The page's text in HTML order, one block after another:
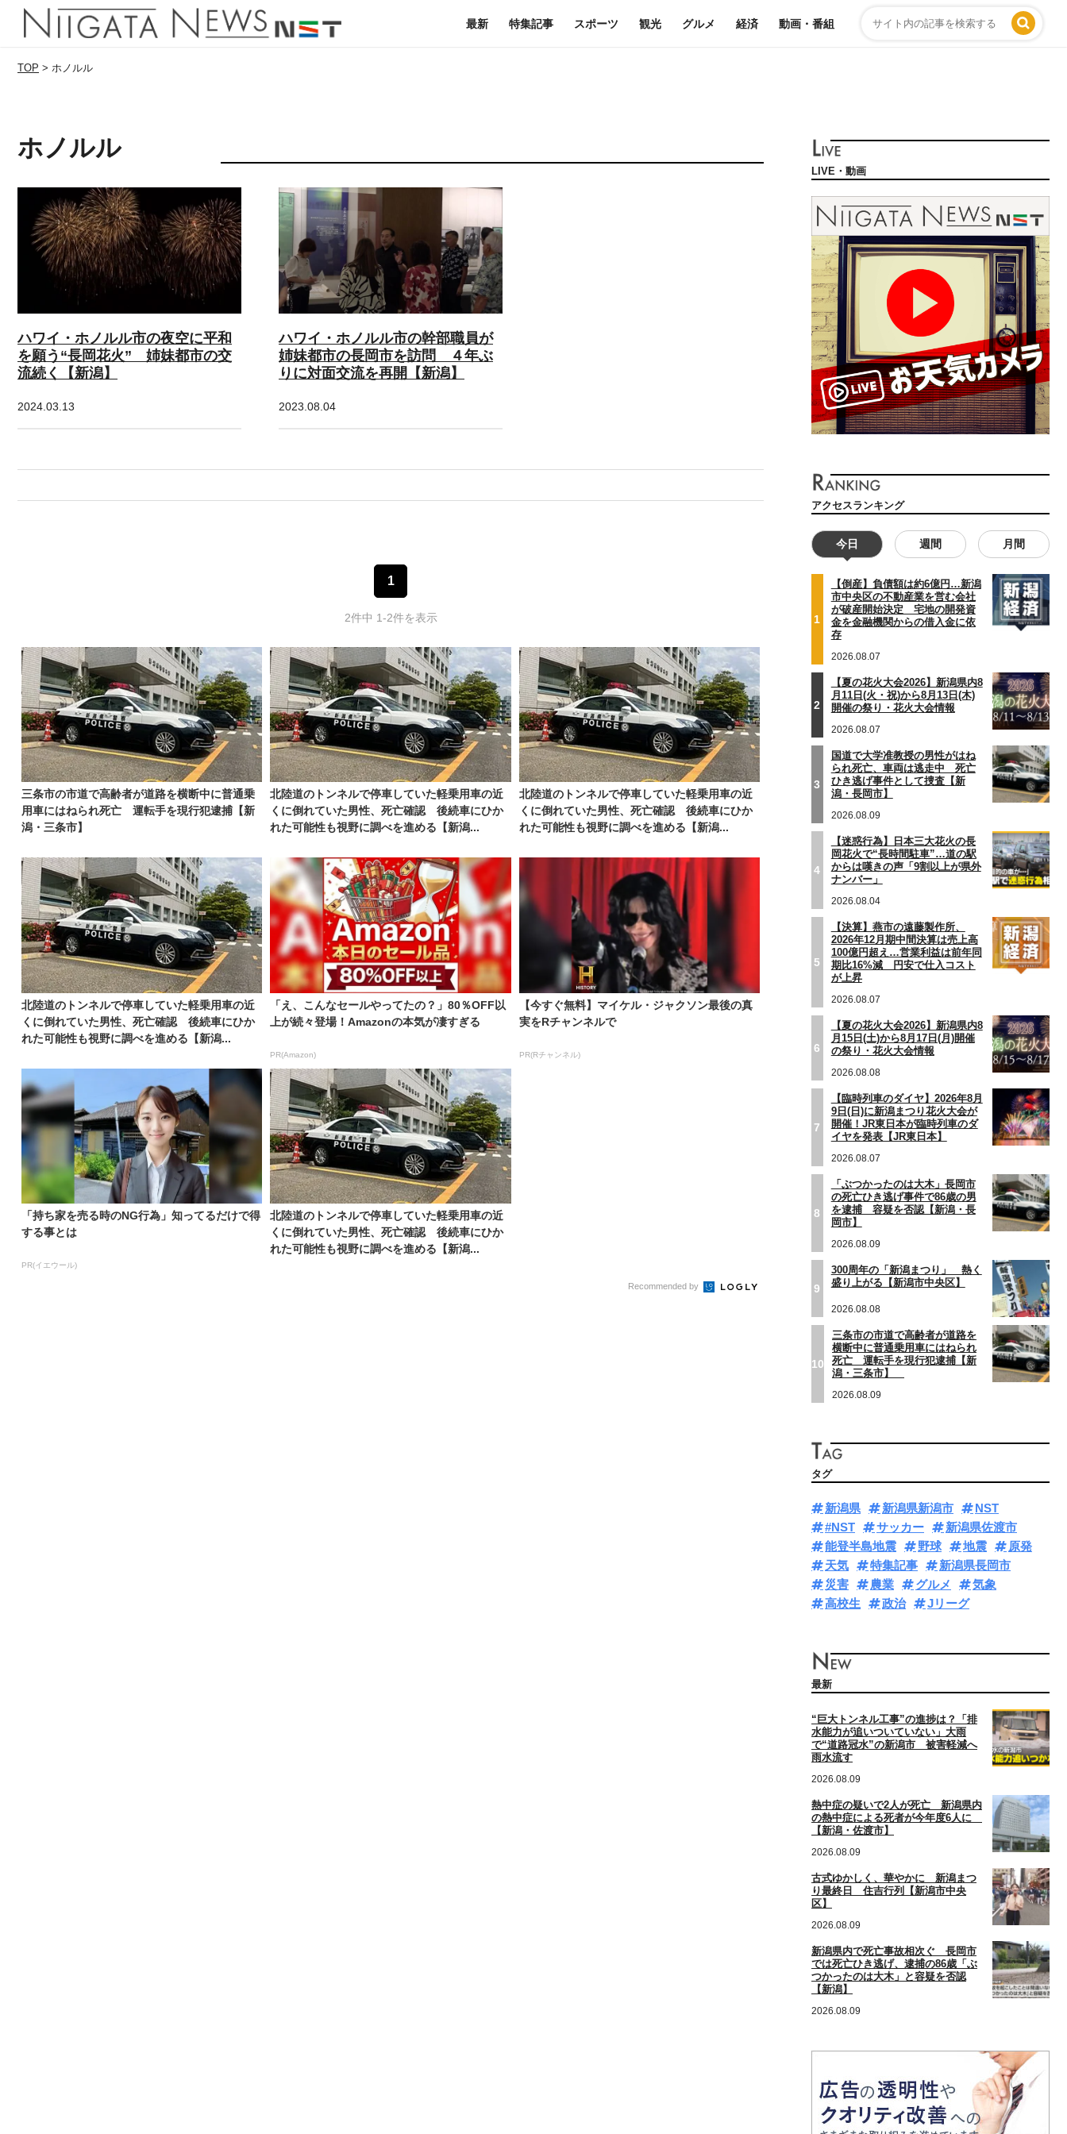
最新 特集記事 スポーツ 観光 グルメ 経済 動画・番組
TOP > ホノルル
ホノルル
ハワイ・ホノルル市の夜空に平和
を願う“長岡花火” 姉妹都市の交
流続く【新潟】
2024.03.13
ハワイ・ホノルル市の幹部職員が
姉妹都市の長岡市を訪問 ４年ぶ
りに対面交流を再開【新潟】
2023.08.04
1
2件中 1-2件を表示
三条市の市道で高齢者が道路を横断中に普通乗
用車にはねられ死亡 運転手を現行犯逮捕【新
潟・三条市】
北陸道のトンネルで停車していた軽乗用車の近
くに倒れていた男性、死亡確認 後続車にひか
れた可能性も視野に調べを進める【新潟...
北陸道のトンネルで停車していた軽乗用車の近
くに倒れていた男性、死亡確認 後続車にひか
れた可能性も視野に調べを進める【新潟...
北陸道のトンネルで停車していた軽乗用車の近
くに倒れていた男性、死亡確認 後続車にひか
れた可能性も視野に調べを進める【新潟...
「え、こんなセールやってたの？」80％OFF以
上が続々登場！Amazonの本気が凄すぎる
PR(Amazon)
【今すぐ無料】マイケル・ジャクソン最後の真
実をRチャンネルで
PR(Rチャンネル)
「持ち家を売る時のNG行為」知ってるだけで得
する事とは
PR(イエウール)
北陸道のトンネルで停車していた軽乗用車の近
くに倒れていた男性、死亡確認 後続車にひか
れた可能性も視野に調べを進める【新潟...
Recommended by
LIVE・動画
アクセスランキング
今日 週間 月間
1
【倒産】負債額は約6億円…新潟
市中央区の不動産業を営む会社
が破産開始決定 宅地の開発資
金を金融機関からの借入金に依
存
2026.08.07
2
【夏の花火大会2026】新潟県内8
月11日(火・祝)から8月13日(木)
開催の祭り・花火大会情報
2026.08.07
3
国道で大学准教授の男性がはね
られ死亡、車両は逃走中 死亡
ひき逃げ事件として捜査【新
潟・長岡市】
2026.08.09
4
【迷惑行為】日本三大花火の長
岡花火で“長時間駐車”…道の駅
からは嘆きの声「9割以上が県外
ナンバー」
2026.08.04
5
【決算】燕市の遠藤製作所、
2026年12月期中間決算は売上高
100億円超え…営業利益は前年同
期比16%減 円安で仕入コスト
が上昇
2026.08.07
6
【夏の花火大会2026】新潟県内8
月15日(土)から8月17日(月)開催
の祭り・花火大会情報
2026.08.08
7
【臨時列車のダイヤ】2026年8月
9日(日)に新潟まつり花火大会が
開催！JR東日本が臨時列車のダ
イヤを発表【JR東日本】
2026.08.07
8
「ぶつかったのは大木」長岡市
の死亡ひき逃げ事件で86歳の男
を逮捕 容疑を否認【新潟・長
岡市】
2026.08.09
9
300周年の「新潟まつり」 熱く
盛り上がる【新潟市中央区】
2026.08.08
10
三条市の市道で高齢者が道路を
横断中に普通乗用車にはねられ
死亡 運転手を現行犯逮捕【新
潟・三条市】
2026.08.09
タグ
新潟県 新潟県新潟市
NST
#NST
サッカー
新潟県佐渡市
能登半島地震
野球 地震
原発
天気
特集記事
新潟県長岡市
災害
農業 グルメ
気象
高校生
政治 Jリーグ
最新
“巨大トンネル工事”の進捗は？「排
水能力が追いついていない」大雨
で“道路冠水”の新潟市 被害軽減へ
雨水流す
2026.08.09
熱中症の疑いで2人が死亡 新潟県内
の熱中症による死者が今年度6人に
【新潟・佐渡市】
2026.08.09
古式ゆかしく、華やかに 新潟まつ
り最終日 住吉行列【新潟市中央
区】
2026.08.09
新潟県内で死亡事故相次ぐ 長岡市
では死亡ひき逃げ、逮捕の86歳「ぶ
つかったのは大木」と容疑を否認
【新潟】
2026.08.09